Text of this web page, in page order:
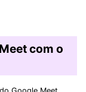
com o
Google Meet.